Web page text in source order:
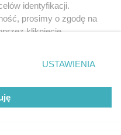
identyfikacji.
prosimy o zgodę na
kliknięcie
ustawień prywatności
strony
wymagają zgody
się takiemu
zastosowanie tylko
USTAWIENIA